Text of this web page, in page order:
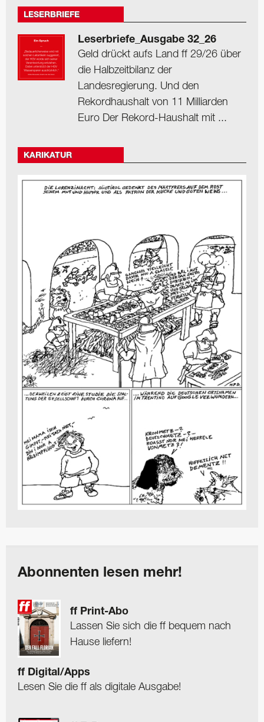
LESERBRIEFE
Leserbriefe_Ausgabe 32_26
Geld drückt aufs Land ff 29/26 über
die Halbzeitbilanz der
Landesregierung. Und den
Rekordhaushalt von 11 Milliarden
Euro Der Rekord-Haushalt mit ...
KARIKATUR
Abonnenten lesen mehr!
ff Print-Abo
Lassen Sie sich die ff bequem nach
Hause liefern!
ff Digital/Apps
Lesen Sie die ff als digitale Ausgabe!